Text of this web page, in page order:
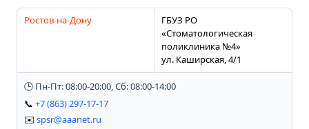
Ростов-на-Дону
ГБУЗ РО
«Стоматологическая
поликлиника №4»
ул. Каширская, 4/1
🕒 Пн-Пт: 08:00-20:00, Сб: 08:00-14:00
📞 +7 (863) 297-17-17
✉️ spsr@aaanet.ru